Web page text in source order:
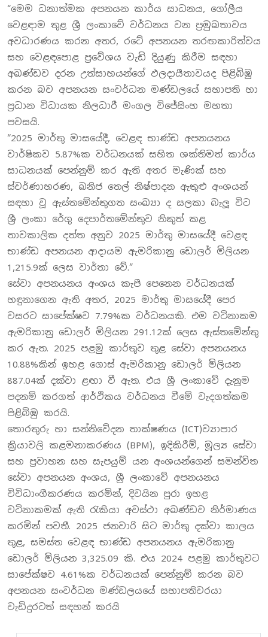
“මෙම ධනාත්මක අපනයන කාර්ය සාධනය, ගෝලීය
වෙළඳාම තුළ ශ්‍රී ලංකාවේ වර්ධනය වන ප්‍රමුඛතාවය
අවධාරණය කරන අතර, රටේ අපනයන තරඟකාරිත්වය
සහ වෙළඳපොළ ප්‍රවේශය වැඩි දියුණු කිරීම සඳහා
අඛණ්ඩව දරන උත්සාහයන්ගේ ඵලදායීතාවයද පිළිබිඹු
කරන බව අපනයන සංවර්ධන මණ්ඩලයේ සභාපති හා
ප්‍රධාන විධායක නිලධාරී මංගල විජේසිංහ මහතා
පවසයි.
“2025 මාර්තු මාසයේදී, වෙළඳ භාණ්ඩ අපනයනය
වාර්ෂිකව 5.87%ක වර්ධනයක් සහිත ශක්තිමත් කාර්ය
සාධනයක් පෙන්නුම් කර ඇති අතර මැණික් සහ
ස්වර්ණාභරණ, ඛනිජ තෙල් නිෂ්පාදන ඇතුළු අංශයන්
සඳහා වූ ඇස්තමේන්තුගත සංඛ්‍යා ද සලකා බැලූ විට
ශ්‍රී ලංකා රේගු දෙපාර්තමේන්තුව නිකුත් කළ
තාවකාලික දත්ත අනුව 2025 මාර්තු මාසයේදී වෙළඳ
භාණ්ඩ අපනයන ආදායම ඇමරිකානු ඩොලර් මිලියන
1,215.9ක් ලෙස වාර්තා වේ.”
සේවා අපනයනය අංශය කැපී පෙනෙන වර්ධනයක්
හඳුනාගෙන ඇති අතර, 2025 මාර්තු මාසයේදී පෙර
වසරට සාපේක්ෂව 7.79%ක වර්ධනයකි. එම වටිනාකම
ඇමරිකානු ඩොලර් මිලියන 291.12ක් ලෙස ඇස්තමේන්තු
කර ඇත. 2025 පළමු කාර්තුව තුළ සේවා අපනයනය
10.88%කින් ඉහළ ගොස් ඇමරිකානු ඩොලර් මිලියන
887.04ක් දක්වා ළඟා වී ඇත. එය ශ්‍රී ලංකාවේ දැනුම
පදනම් කරගත් ආර්ථිකය වර්ධනය වීමේ වැදගත්කම
පිළිබිඹු කරයි.
තොරතුරු හා සන්නිවේදන තාක්ෂණය (ICT)ව්‍යාපාර
ක්‍රියාවලි කළමනාකරණය (BPM), ඉදිකිරීම්, මූල්‍ය සේවා
සහ ප්‍රවාහන සහ සැපයුම් යන අංශයන්ගෙන් සමන්විත
සේවා අපනයන අංශය, ශ්‍රී ලංකාවේ අපනයනය
විවිධාංගීකරණය කරමින්, දිවයින පුරා ඉහළ
වටිනාකමක් ඇති රැකියා අවස්ථා අඛණ්ඩව නිර්මාණය
කරමින් පවතී. 2025 ජනවාරි සිට මාර්තු දක්වා කාලය
තුළ, සමස්ත වෙළඳ භාණ්ඩ අපනයනය ඇමරිකානු
ඩොලර් මිලියන 3,325.09 කි. එය 2024 පළමු කාර්තුවට
සාපේක්ෂව 4.61%ක වර්ධනයක් පෙන්නුම් කරන බව
අපනයන සංවර්ධන මණ්ඩලයයේ සභාපතිවරයා
වැඩිදුරටත් සඳහන් කරයි